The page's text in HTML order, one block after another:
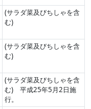
(サラダ菜及びちしゃを含
む)
(サラダ菜及びちしゃを含
む)
(サラダ菜及びちしゃを含
む) 平成25年5月2日施
行。